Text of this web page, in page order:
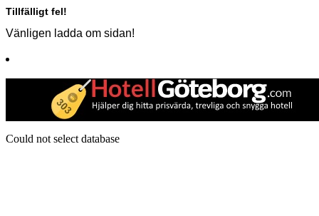
Tillfälligt fel!
Vänligen ladda om sidan!
Could not select database